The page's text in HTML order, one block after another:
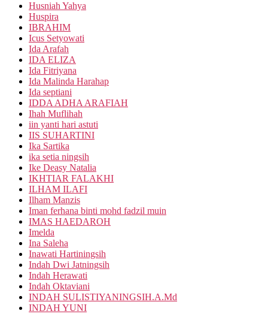
Husniah Yahya
Huspira
IBRAHIM
Icus Setyowati
Ida Arafah
IDA ELIZA
Ida Fitriyana
Ida Malinda Harahap
Ida septiani
IDDA ADHA ARAFIAH
Ihah Muflihah
iin yanti hari astuti
IIS SUHARTINI
Ika Sartika
ika setia ningsih
Ike Deasy Natalia
IKHTIAR FALAKHI
ILHAM ILAFI
Ilham Manzis
Iman ferhana binti mohd fadzil muin
IMAS HAEDAROH
Imelda
Ina Saleha
Inawati Hartiningsih
Indah Dwi Jatningsih
Indah Herawati
Indah Oktaviani
INDAH SULISTIYANINGSIH.A.Md
INDAH YUNI